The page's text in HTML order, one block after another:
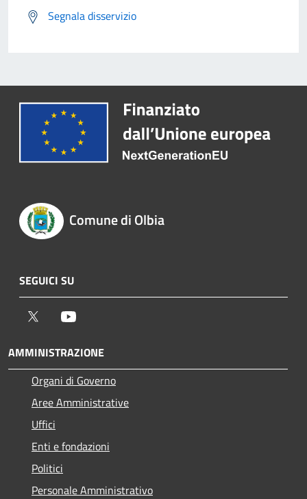
Segnala disservizio
Comune di Olbia
SEGUICI SU
Twitter
AMMINISTRAZIONE
Organi di Governo
Aree Amministrative
Uffici
Enti e fondazioni
Politici
Personale Amministrativo